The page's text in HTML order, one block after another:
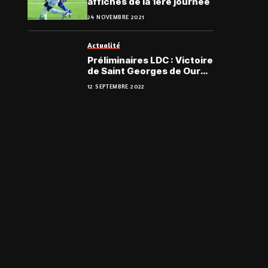
24 NOVEMBRE 2021
Actualité
Préliminaires LDC : Victoire
de Saint Georges de Ouro-
Agoro Ismaël
12 SEPTEMBRE 2022